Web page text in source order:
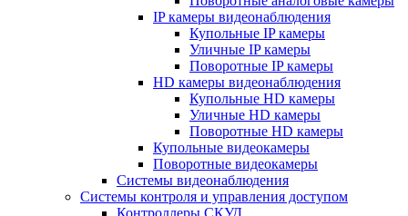
IP камеры видеонаблюдения
Купольные IP камеры
Уличные IP камеры
Поворотные IP камеры
HD камеры видеонаблюдения
Купольные HD камеры
Уличные HD камеры
Поворотные HD камеры
Купольные видеокамеры
Поворотные видеокамеры
Системы видеонаблюдения
Системы контроля и управления доступом
Контроллеры СКУД